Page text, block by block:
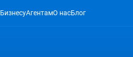
БизнесуАгентамО насБлог